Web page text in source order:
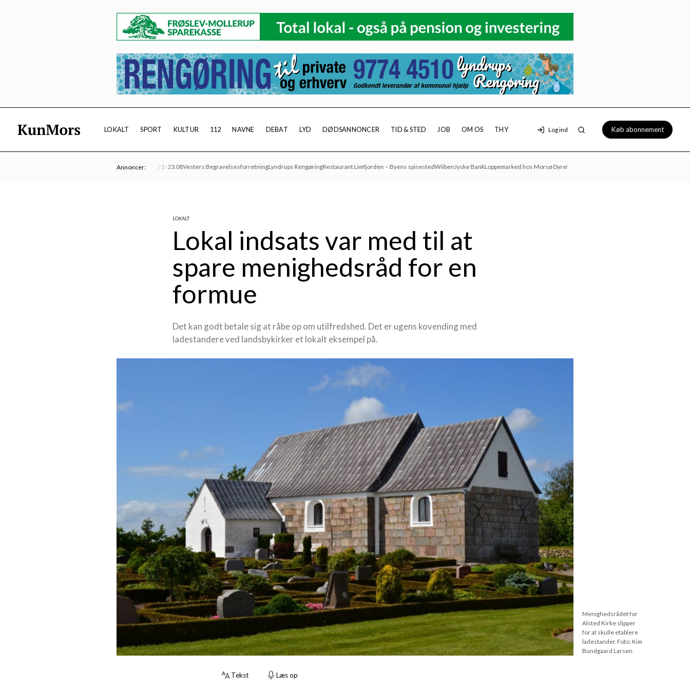
LOKALT SPORT KULTUR 112 NAVNE DEBAT LYD DØDSANNONCER TID & STED JOB OM OS THY Log ind Køb abonnement
Annoncer:
Kulturmødet Mors 21- 23.08Vesters BegravelsesforretningLyndrups RengøringRestaurant Limfjorden – Byens spisestedWiibenJyske BankLoppemarked hos Morsø Dyrehandel: 9/8 kl. 10-16
LOKALT
Lokal indsats var med til at
spare menighedsråd for en
formue
Det kan godt betale sig at råbe op om utilfredshed. Det er ugens kovending med
ladestandere ved landsbykirker et lokalt eksempel på.
Menighedsrådet for
Alsted Kirke slipper
for at skulle etablere
ladestander. Foto: Kim
Bundgaard Larsen.
Tekst Læs op